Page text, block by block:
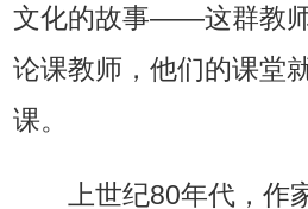
文化的故事——这群教
论课教师，他们的课堂
课。
上世纪80年代，作